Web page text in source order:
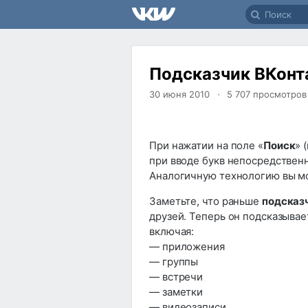
Подсказчик
30 июня 2010 5 707 просмотров
При нажатии на поле «Поиск»
при вводе букв
Аналогичную технологию вы
Заметьте, что раньше
друзей. Теперь он
включая:
— приложения
— группы
— встречи
— заметки